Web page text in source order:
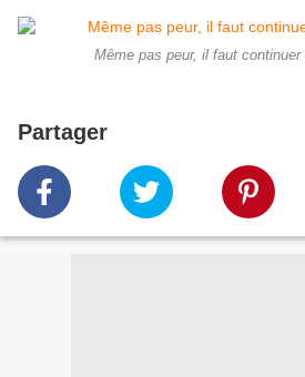
Même pas peur, il faut continuer
Partager